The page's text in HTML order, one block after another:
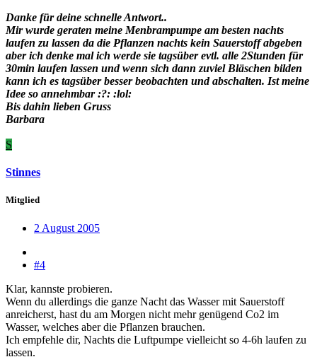
Danke für deine schnelle Antwort..
Mir wurde geraten meine Menbrampumpe am besten nachts
laufen zu lassen da die Pflanzen nachts kein Sauerstoff abgeben
aber ich denke mal ich werde sie tagsüber evtl. alle 2Stunden für
30min laufen lassen und wenn sich dann zuviel Bläschen bilden
kann ich es tagsüber besser beobachten und abschalten. Ist meine
Idee so annehmbar :?: :lol:
Bis dahin lieben Gruss
Barbara
S
Stinnes
Mitglied
2 August 2005
#4
Klar, kannste probieren.
Wenn du allerdings die ganze Nacht das Wasser mit Sauerstoff
anreicherst, hast du am Morgen nicht mehr genügend Co2 im
Wasser, welches aber die Pflanzen brauchen.
Ich empfehle dir, Nachts die Luftpumpe vielleicht so 4-6h laufen zu
lassen.